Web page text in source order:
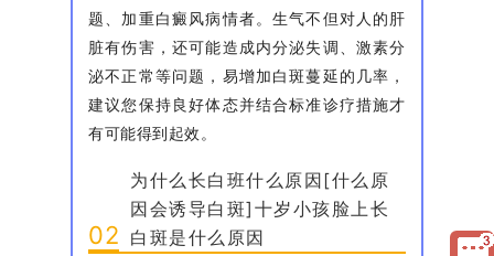
题、加重白癜风病情者。生气不但对人的肝
脏有伤害，还可能造成内分泌失调、激素分
泌不正常等问题，易增加白斑蔓延的几率，
建议您保持良好体态并结合标准诊疗措施才
有可能得到起效。
02
为什么长白班什么原因[什么原
因会诱导白斑]十岁小孩脸上长
白斑是什么原因